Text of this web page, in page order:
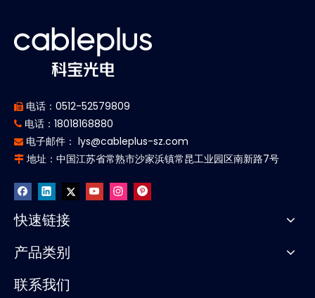
 电话：0512-52579809
 电话：18018168880
 电子邮件： lys@cableplus-sz.com
 地址：中国江苏省常熟市沙家浜镇常昆工业园区南新路7号
快速链接
产品类别
联系我们